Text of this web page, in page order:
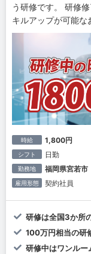
う研修です。 研修
キルアップが可能な
時給 1,800円
シフト 日勤
勤務地 福岡県宮若市
雇用形態 契約社員
研修は全国3か所
100万円相当の研
研修中はワンルー